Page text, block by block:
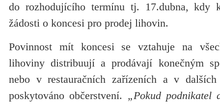
do rozhodujícího termínu tj. 17.dubna, kdy
žádosti o koncesi pro prodej lihovin.
Povinnost mít koncesi se vztahuje na
lihoviny distribuují a prodávají konečným
nebo v restauračních zařízeních a v
poskytováno občerstvení. „Pokud podnikatel